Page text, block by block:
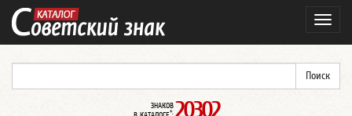
ЗНАКОВ
* 20302